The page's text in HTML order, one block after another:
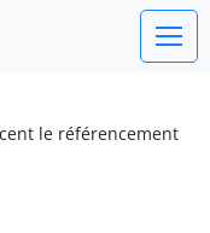
le référencement